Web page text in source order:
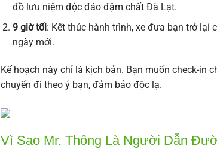
đồ lưu niệm độc đáo đậm chất Đà Lạt.
9 giờ tối: Kết thúc hành trình, xe đưa bạn trở lại
ngày mới.
Kế hoạch này chỉ là kịch bản. Bạn muốn check-in
chuyến đi theo ý bạn, đảm bảo độc lạ.
Vì Sao Mr. Thông Là Người Dẫn